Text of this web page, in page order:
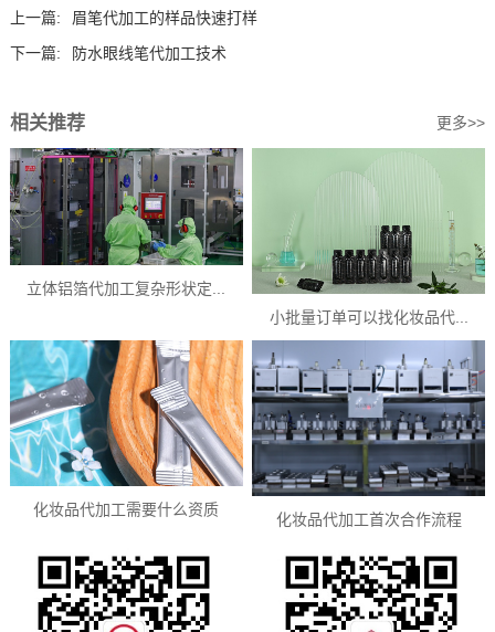
上一篇:
眉笔代加工的样品快速打样
下一篇:
防水眼线笔代加工技术
相关推荐 更多>>
立体铝箔代加工复杂形状定...
小批量订单可以找化妆品代...
化妆品代加工需要什么资质
化妆品代加工首次合作流程